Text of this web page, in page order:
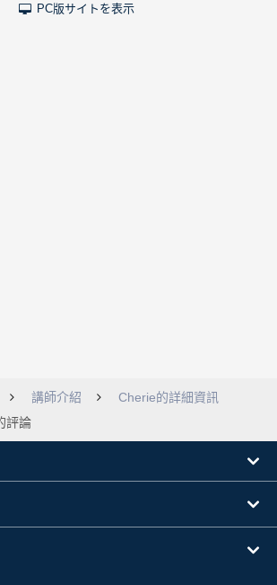
PC版サイトを表示
講師介紹
Cherie的詳細資訊
評論